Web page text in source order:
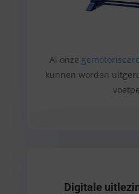
Al onze
kunnen worden
Digitale